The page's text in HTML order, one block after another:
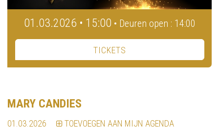
01.03.2026 • 15:00 • Deuren open : 14:00
TICKETS
MARY CANDIES
01.03.2026 TOEVOEGEN AAN MIJN AGENDA